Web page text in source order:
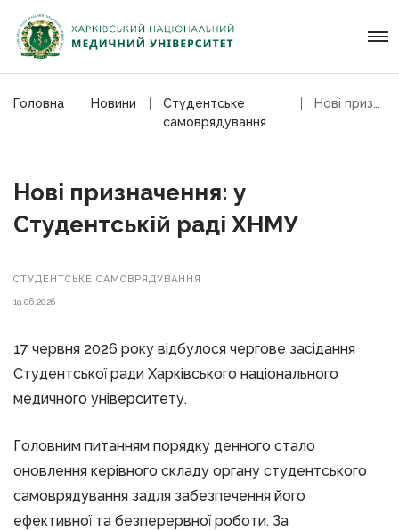
Головна Новини
Студентське
самоврядування
Нові призначення: у
Студентській раді ХНМУ
СТУДЕНТСЬКЕ САМОВРЯДУВАННЯ
19.06.2026
17 червня 2026 року відбулося чергове засідання
Студентської ради Харківського національного
медичного університету.
Головним питанням порядку денного стало
оновлення керівного складу органу студентського
самоврядування задля забезпечення його
ефективної та безперервної роботи. За